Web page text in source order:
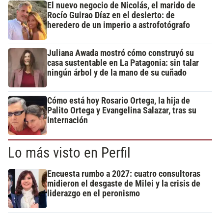
El nuevo negocio de Nicolás, el marido de
Rocío Guirao Díaz en el desierto: de
heredero de un imperio a astrofotógrafo
Juliana Awada mostró cómo construyó su
casa sustentable en La Patagonia: sin talar
ningún árbol y de la mano de su cuñado
Cómo está hoy Rosario Ortega, la hija de
Palito Ortega y Evangelina Salazar, tras su
internación
Lo más visto en Perfil
Encuesta rumbo a 2027: cuatro consultoras
midieron el desgaste de Milei y la crisis de
liderazgo en el peronismo